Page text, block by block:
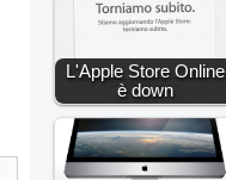
L'Apple Store Online
è down